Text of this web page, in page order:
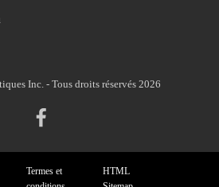
Inc. - Tous droits réservés 2026
Termes et
HTML